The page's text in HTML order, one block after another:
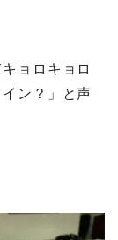
ョロキョロ
ン？」と声